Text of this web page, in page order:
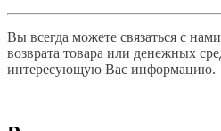
Вы всегда можете связаться с
возврата товара или денежных
интересующую Вас информацию.